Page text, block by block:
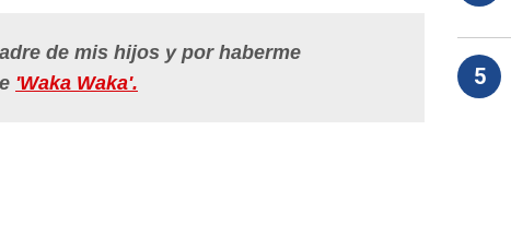
de mis hijos y por haberme
'Waka Waka'. 5